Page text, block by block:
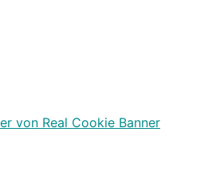
von Real Cookie Banner